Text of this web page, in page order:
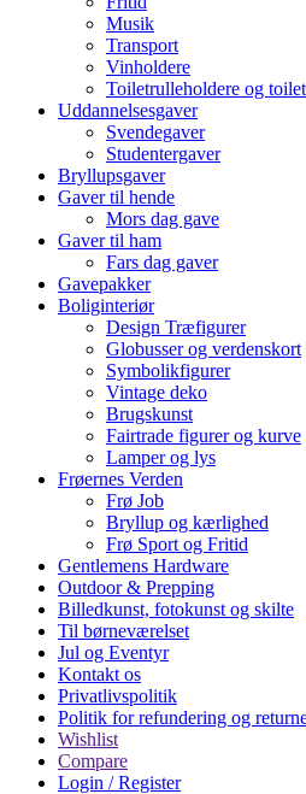
Musik
Transport
Vinholdere
Toiletrulleholdere og
Uddannelsesgaver
Svendegaver
Studentergaver
Bryllupsgaver
Gaver til hende
Mors dag gave
Gaver til ham
Fars dag gaver
Gavepakker
Boliginteriør
Design Træfigurer
Globusser og verdenskort
Symbolikfigurer
Vintage deko
Brugskunst
Fairtrade figurer og kurve
Lamper og lys
Frøernes Verden
Frø Job
Bryllup og kærlighed
Frø Sport og Fritid
Gentlemens Hardware
Outdoor & Prepping
Billedkunst, fotokunst og skilte
Til børneværelset
Jul og Eventyr
Kontakt os
Privatlivspolitik
Politik for refundering og
Wishlist
Compare
Login / Register